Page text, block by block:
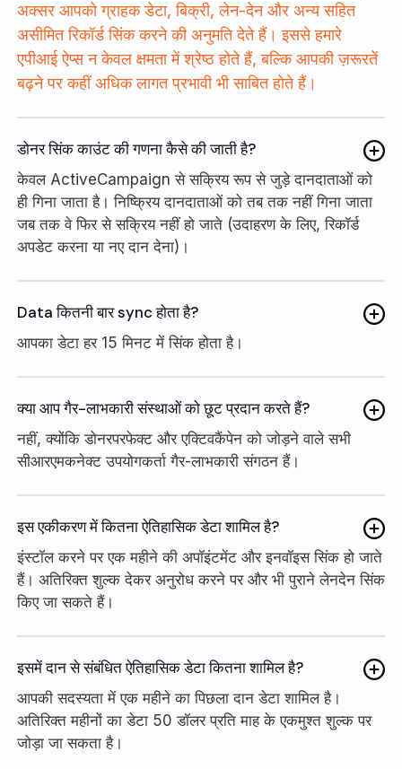
अक्सर आपको ग्राहक डेटा, बिक्री, लेन-देन और अन्य सहित
असीमित रिकॉर्ड सिंक करने की अनुमति देते हैं। इससे हमारे
एपीआई ऐप्स न केवल क्षमता में श्रेष्ठ होते हैं, बल्कि आपकी ज़रूरतें
बढ़ने पर कहीं अधिक लागत प्रभावी भी साबित होते हैं।
डोनर सिंक काउंट की गणना कैसे की जाती है?
केवल ActiveCampaign से सक्रिय रूप से जुड़े दानदाताओं को
ही गिना जाता है। निष्क्रिय दानदाताओं को तब तक नहीं गिना जाता
जब तक वे फिर से सक्रिय नहीं हो जाते (उदाहरण के लिए, रिकॉर्ड
अपडेट करना या नए दान देना)।
Data कितनी बार sync होता है?
आपका डेटा हर 15 मिनट में सिंक होता है।
क्या आप गैर-लाभकारी संस्थाओं को छूट प्रदान करते हैं?
नहीं, क्योंकि डोनरपरफेक्ट और एक्टिवकैंपेन को जोड़ने वाले सभी
सीआरएमकनेक्ट उपयोगकर्ता गैर-लाभकारी संगठन हैं।
इस एकीकरण में कितना ऐतिहासिक डेटा शामिल है?
इंस्टॉल करने पर एक महीने की अपॉइंटमेंट और इनवॉइस सिंक हो जाते
हैं। अतिरिक्त शुल्क देकर अनुरोध करने पर और भी पुराने लेनदेन सिंक
किए जा सकते हैं।
इसमें दान से संबंधित ऐतिहासिक डेटा कितना शामिल है?
आपकी सदस्यता में एक महीने का पिछला दान डेटा शामिल है।
अतिरिक्त महीनों का डेटा 50 डॉलर प्रति माह के एकमुश्त शुल्क पर
जोड़ा जा सकता है।